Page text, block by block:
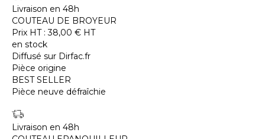
Livraison en 48h
COUTEAU DE BROYEUR
Prix HT :38,00 € HT
en stock
Diffusé sur Dirfac.fr
Pièce origine
BEST SELLER
Pièce neuve défraîchie
Livraison en 48h